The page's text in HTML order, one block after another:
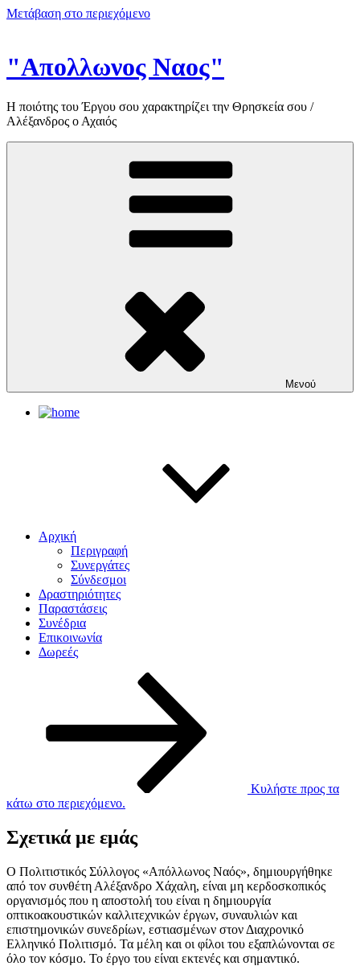
Μετάβαση στο περιεχόμενο
"Απολλωνος Ναος"
Η ποιότης του Έργου σου χαρακτηρίζει την Θρησκεία σου /
Αλέξανδρος ο Αχαιός
Μενού
Αρχική
Περιγραφή
Συνεργάτες
Σύνδεσμοι
Δραστηριότητες
Παραστάσεις
Συνέδρια
Επικοινωνία
Δωρεές
Κυλήστε προς τα
κάτω στο περιεχόμενο.
Σχετικά με εμάς
Ο Πολιτιστικός Σύλλογος «Απόλλωνος Ναός», δημιουργήθηκε
από τον συνθέτη Αλέξανδρο Χάχαλη, είναι μη κερδοσκοπικός
οργανισμός που η αποστολή του είναι η δημιουργία
οπτικοακουστικών καλλιτεχνικών έργων, συναυλιών και
επιστημονικών συνεδρίων, εστιασμένων στον Διαχρονικό
Ελληνικό Πολιτισμό. Τα μέλη και οι φίλοι του εξαπλώνονται σε
όλο τον κόσμο. Το έργο του είναι εκτενές και σημαντικό.